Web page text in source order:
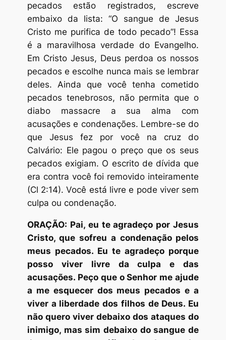
pecados estão registrados, escreve
embaixo da lista: “O sangue de Jesus
Cristo me purifica de todo pecado”! Essa
é a maravilhosa verdade do Evangelho.
Em Cristo Jesus, Deus perdoa os nossos
pecados e escolhe nunca mais se lembrar
deles. Ainda que você tenha cometido
pecados tenebrosos, não permita que o
diabo massacre a sua alma com
acusações e condenações. Lembre-se do
que Jesus fez por você na cruz do
Calvário: Ele pagou o preço que os seus
pecados exigiam. O escrito de dívida que
era contra você foi removido inteiramente
(Cl 2:14). Você está livre e pode viver sem
culpa ou condenação.
ORAÇÃO: Pai, eu te agradeço por Jesus
Cristo, que sofreu a condenação pelos
meus pecados. Eu te agradeço porque
posso viver livre da culpa e das
acusações. Peço que o Senhor me ajude
a me esquecer dos meus pecados e a
viver a liberdade dos filhos de Deus. Eu
não quero viver debaixo dos ataques do
inimigo, mas sim debaixo do sangue de